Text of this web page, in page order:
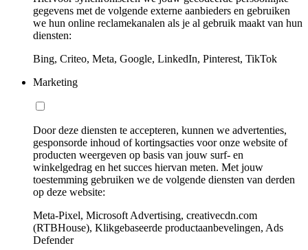
gegevens met de volgende externe aanbieders en gebruiken
we hun online reclamekanalen als je al gebruik maakt van hun
diensten:
Bing, Criteo, Meta, Google, LinkedIn, Pinterest, TikTok
Marketing
Door deze diensten te accepteren, kunnen we advertenties,
gesponsorde inhoud of kortingsacties voor onze website of
producten weergeven op basis van jouw surf- en
winkelgedrag en het succes hiervan meten. Met jouw
toestemming gebruiken we de volgende diensten van derden
op deze website:
Meta-Pixel, Microsoft Advertising, creativecdn.com
(RTBHouse), Klikgebaseerde productaanbevelingen, Ads
Defender